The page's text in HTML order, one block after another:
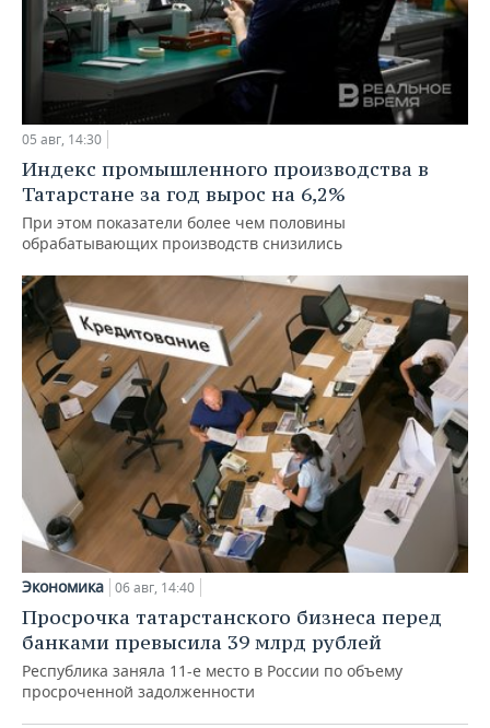
05 авг, 14:30
Индекс промышленного производства в
Татарстане за год вырос на 6,2%
При этом показатели более чем половины
обрабатывающих производств снизились
Экономика 06 авг, 14:40
Просрочка татарстанского бизнеса перед
банками превысила 39 млрд рублей
Республика заняла 11-е место в России по объему
просроченной задолженности